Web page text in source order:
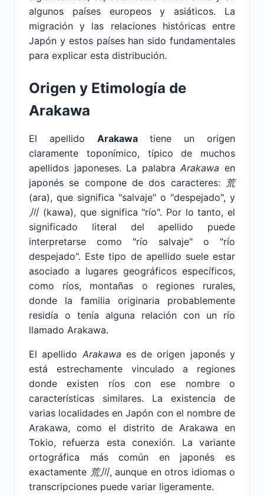
algunos países europeos y asiáticos. La
migración y las relaciones históricas entre
Japón y estos países han sido fundamentales
para explicar esta distribución.
Origen y Etimología de
Arakawa
El apellido Arakawatiene un origen
claramente toponímico, típico de muchos
apellidos japoneses. La palabraArakawa en
japonés se compone de dos caracteres: 荒
(ara), que significa "salvaje" o "despejado", y
川 (kawa), que significa "río". Por lo tanto, el
significado literal del apellido puede
interpretarse como "río salvaje" o "río
despejado". Este tipo de apellido suele estar
asociado a lugares geográficos específicos,
como ríos, montañas o regiones rurales,
donde la familia originaria probablemente
residía o tenía alguna relación con un río
llamado Arakawa.
El apellido Arakawa es de origen japonés y
está estrechamente vinculado a regiones
donde existen ríos con ese nombre o
características similares. La existencia de
varias localidades en Japón con el nombre de
Arakawa, como el distrito de Arakawa en
Tokio, refuerza esta conexión. La variante
ortográfica más común en japonés es
exactamente 荒川, aunque en otros idiomas o
transcripciones puede variar ligeramente.